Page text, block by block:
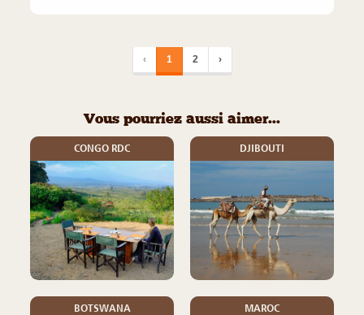
‹ 1 2 ›
Vous pourriez aussi aimer...
CONGO RDC DJIBOUTI
BOTSWANA MAROC